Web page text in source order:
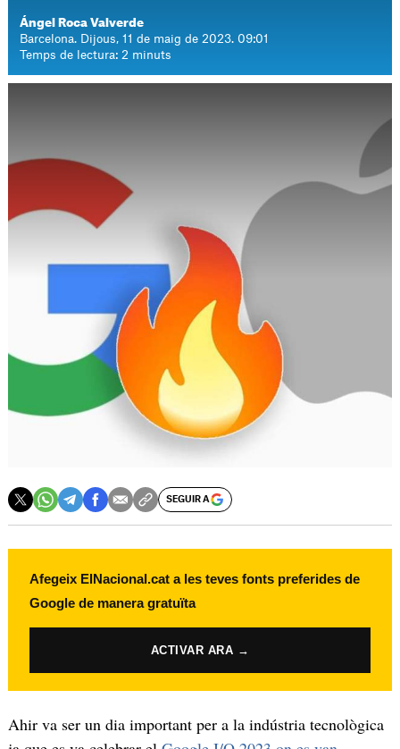
Ángel Roca Valverde
Barcelona. Dijous, 11 de maig de 2023. 09:01
Temps de lectura: 2 minuts
SEGUIR A
Afegeix ElNacional.cat a les teves fonts preferides de
Google de manera gratuïta
ACTIVAR ARA →
Ahir va ser un dia important per a la indústria tecnològica